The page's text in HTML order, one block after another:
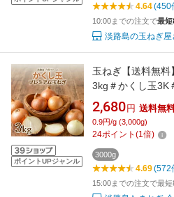
4.64(450
10:00までの注文で最短
淡路島の玉ねぎ屋
ポイントUPジャンル
玉ねぎ【送料無料
3kg＃かくし玉3K
島 玉ねぎ 玉ねぎ
2,680 円 送料無
0.9円/g (3,000g)
24ポイント (1倍)
3000g
4.69(572
15:00までの注文で最